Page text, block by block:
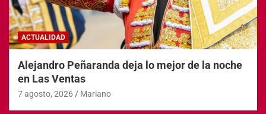
ACTUALIDAD
Alejandro Peñaranda deja lo mejor de la noche
en Las Ventas
7 agosto, 2026 Mariano